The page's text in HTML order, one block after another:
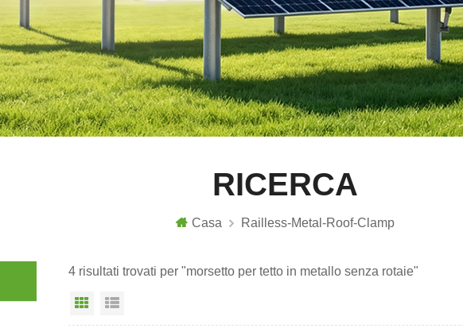
RICERCA
Casa Railless-Metal-Roof-Clamp
4 risultati trovati per "morsetto per tetto in metallo senza rotaie"
Vista a griglia